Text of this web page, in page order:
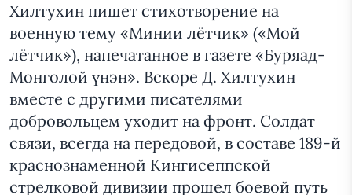
Хилтухин пишет стихотворение на
военную тему «Минии лётчик» («Мой
лётчик»), напечатанное в газете «Буряад-
Монголой үнэн». Вскоре Д. Хилтухин
вместе с другими писателями
добровольцем уходит на фронт. Солдат
связи, всегда на передовой, в составе 189-й
краснознаменной Кингисеппской
стрелковой дивизии прошел боевой путь